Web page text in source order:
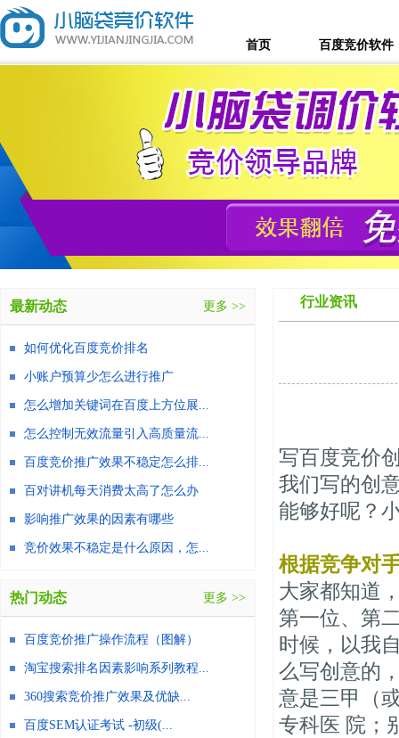
首页 百度竞价软件
行业资讯
写百度竞价
我们写的创
能够好呢？
根据竞争对
大家都知道
第一位、第
时候，以我
么写创意的
意是三甲（
专科医 院；
最新动态 更多 >>
如何优化百度竞价排名
小账户预算少怎么进行推广
怎么增加关键词在百度上方位展...
怎么控制无效流量引入高质量流...
百度竞价推广效果不稳定怎么排...
百对讲机每天消费太高了怎么办
影响推广效果的因素有哪些
竞价效果不稳定是什么原因，怎...
热门动态 更多 >>
百度竞价推广操作流程（图解）
淘宝搜索排名因素影响系列教程...
360搜索竞价推广效果及优缺...
百度SEM认证考试 -初级(...